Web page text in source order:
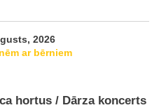
2026
ar bērniem
hortus / Dārza koncerts